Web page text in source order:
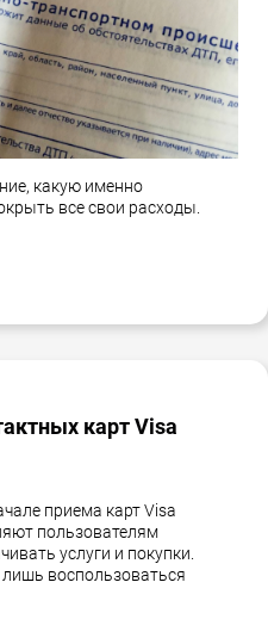
какую именно
все свои расходы.
карт Visa
приема карт Visa
пользователям
услуги и покупки.
воспользоваться